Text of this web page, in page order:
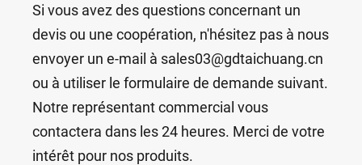
Si vous avez des questions concernant un
devis ou une coopération, n'hésitez pas à nous
envoyer un e-mail à sales03@gdtaichuang.cn
ou à utiliser le formulaire de demande suivant.
Notre représentant commercial vous
contactera dans les 24 heures. Merci de votre
intérêt pour nos produits.